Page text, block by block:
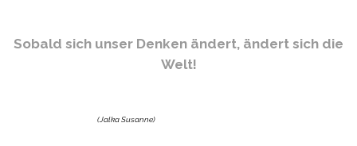
Sobald sich unser Denken ändert, ändert sich die
Welt!
(Jalka Susanne)